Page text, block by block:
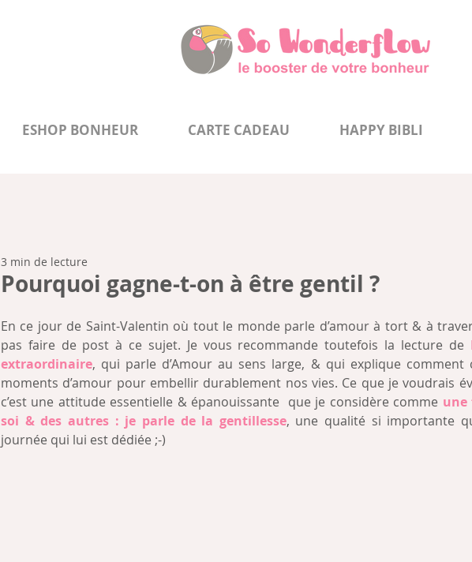
ESHOP BONHEUR CARTE CADEAU HAPPY BIBLI
Pourquoi gagne-t-on à être gentil ?
3 min de lecture
En ce jour de Saint-Valentin où tout le monde parle d’amour à tort & à
pas faire de post à ce sujet. Je vous recommande toutefois la lecture de
extraordinaire, qui parle d’Amour au sens large, & qui explique comment
moments d’amour pour embellir durablement nos vies. Ce que je voudrais
c’est une attitude essentielle & épanouissante  que je considère comme une
soi & des autres : je parle de la gentillesse, une qualité si importante
journée qui lui est dédiée ;-)